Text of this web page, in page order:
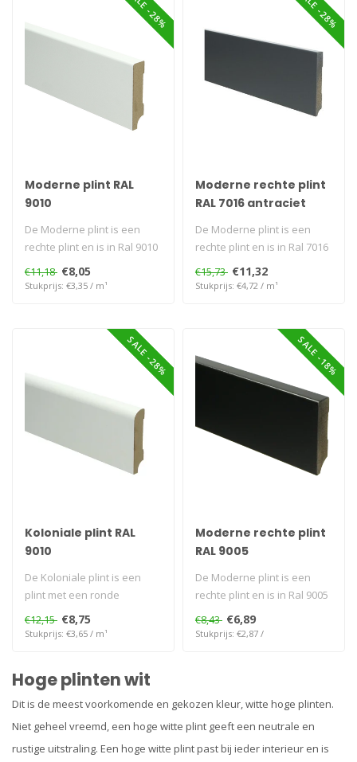
Moderne plint RAL
9010
De Moderne plint is een
rechte plint en is in Ral 9010
Voorgelakt en kan directg..
€11,18 €8,05
Stukprijs: €3,35 / m¹
Moderne rechte plint
RAL 7016 antraciet
De Moderne plint is een
rechte plint en is in Ral 7016
Voorgelakt en kan direct ..
€15,73 €11,32
Stukprijs: €4,72 / m¹
SALE -28%
Koloniale plint RAL
9010
De Koloniale plint is een
plint met een ronde
Voorge..
€12,15 €8,75
Stukprijs: €3,65 / m¹
SALE -18%
Moderne rechte plint
RAL 9005
De Moderne plint is een
rechte plint en is in Ral 9005
€8,43 €6,89
Stukprijs: €2,87 /
Hoge plinten wit
Dit is de meest voorkomende en gekozen kleur, witte hoge plinten.
Niet geheel vreemd, een hoge witte plint geeft een neutrale en
rustige uitstraling. Een hoge witte plint past bij ieder interieur en is